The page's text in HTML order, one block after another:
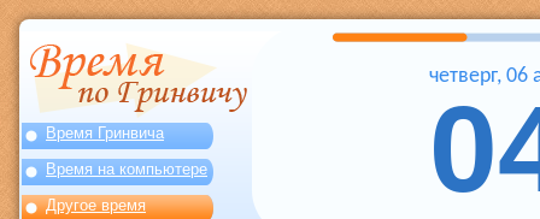
Время Гринвича
Время на компьютере
Другое время
четверг, 06